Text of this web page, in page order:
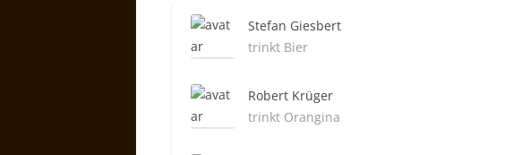
Stefan Giesbert
trinkt Bier
Robert Krüger
trinkt Orangina